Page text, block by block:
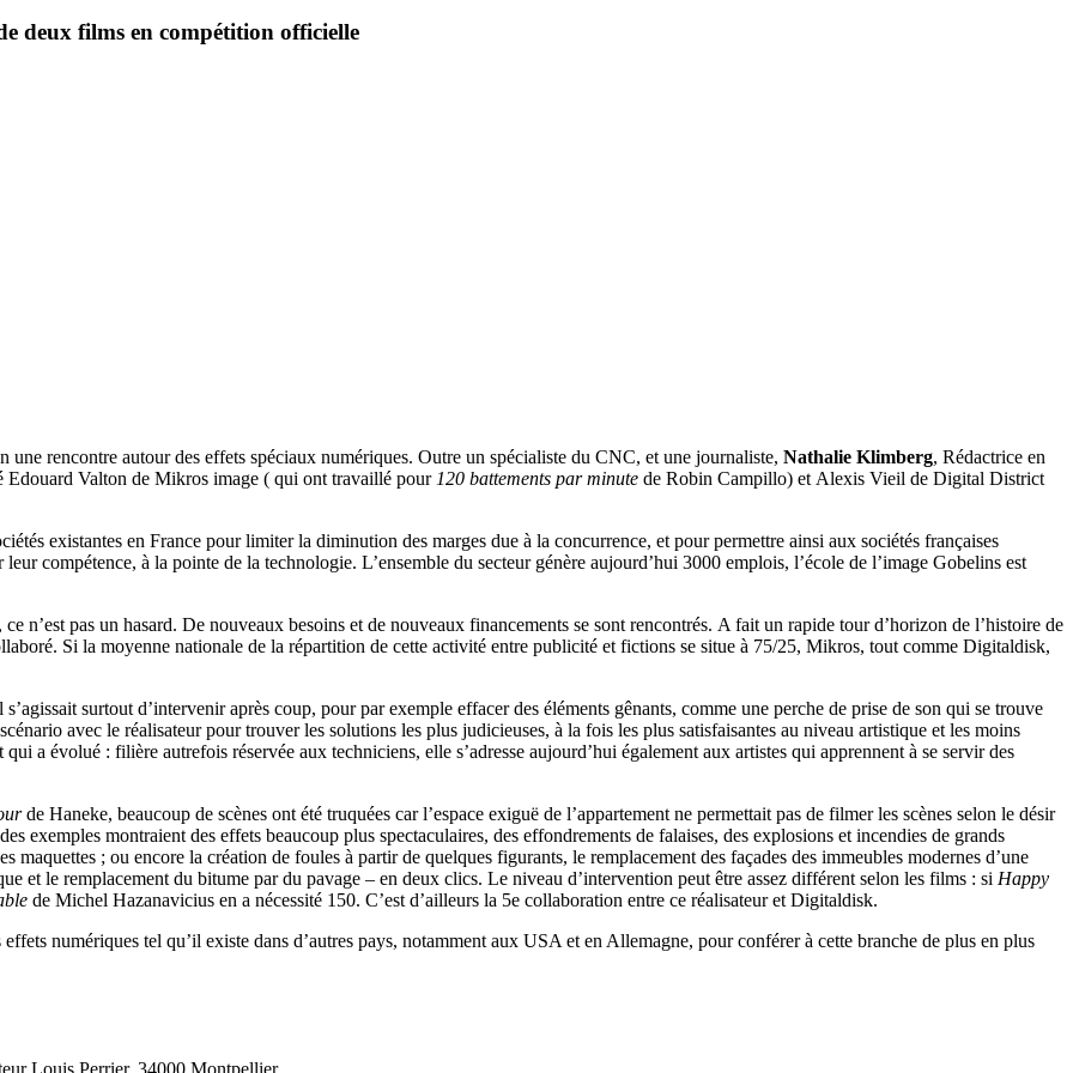
deux films en compétition officielle
rencontre autour des effets spéciaux numériques. Outre un spécialiste du CNC, et une journaliste, Nathalie Klimberg, Rédactrice en
Valton de Mikros image ( qui ont travaillé pour 120 battements par minute de Robin Campillo) et Alexis Vieil de Digital District
existantes en France pour limiter la diminution des marges due à la concurrence, et pour permettre ainsi aux sociétés françaises
compétence, à la pointe de la technologie. L’ensemble du secteur génère aujourd’hui 3000 emplois, l’école de l’image Gobelins est
n’est pas un hasard. De nouveaux besoins et de nouveaux financements se sont rencontrés. A fait un rapide tour d’horizon de l’histoire de
Si la moyenne nationale de la répartition de cette activité entre publicité et fictions se situe à 75/25, Mikros, tout comme Digitaldisk,
surtout d’intervenir après coup, pour par exemple effacer des éléments gênants, comme une perche de prise de son qui se trouve
avec le réalisateur pour trouver les solutions les plus judicieuses, à la fois les plus satisfaisantes au niveau artistique et les moins
a évolué : filière autrefois réservée aux techniciens, elle s’adresse aujourd’hui également aux artistes qui apprennent à se servir des
de Haneke, beaucoup de scènes ont été truquées car l’espace exiguë de l’appartement ne permettait pas de filmer les scènes selon le désir
exemples montraient des effets beaucoup plus spectaculaires, des effondrements de falaises, des explosions et incendies de grands
maquettes ; ou encore la création de foules à partir de quelques figurants, le remplacement des façades des immeubles modernes d’une
et le remplacement du bitume par du pavage – en deux clics. Le niveau d’intervention peut être assez différent selon les films : si Happy
de Michel Hazanavicius en a nécessité 150. C’est d’ailleurs la 5e collaboration entre ce réalisateur et Digitaldisk.
numériques tel qu’il existe dans d’autres pays, notamment aux USA et en Allemagne, pour conférer à cette branche de plus en plus
Louis Perrier, 34000 Montpellier